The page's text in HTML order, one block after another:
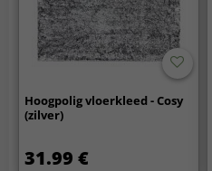
Hoogpolig vloerkleed - Cosy
(zilver)
31.99 €